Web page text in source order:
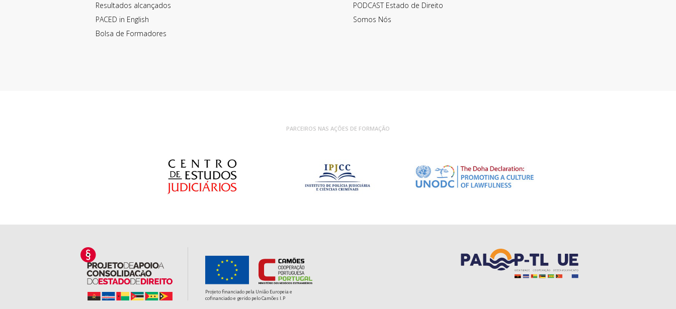
Resultados alcançados
PACED in English
Bolsa de Formadores
PODCAST Estado de Direito
Somos Nós
PARCEIROS NAS AÇÕES DE FORMAÇÃO
Projeto financiado pela União Europeia e
cofinanciado e gerido pelo Camões I.P
Subscreva a nossa Newsletter!